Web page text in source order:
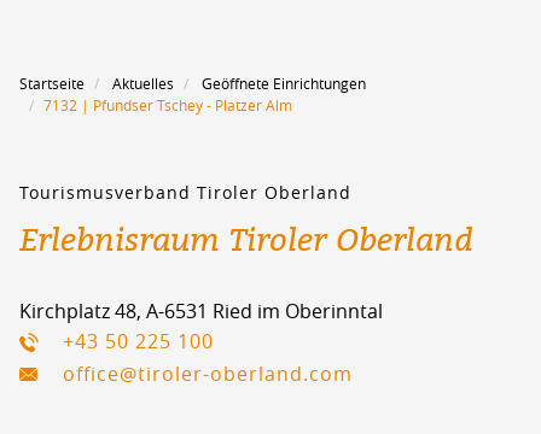
Startseite Aktuelles
Geöffnete Einrichtungen
7132 | Pfundser Tschey - Platzer Alm
Tourismusverband Tiroler Oberland
Erlebnisraum Tiroler Oberland
Kirchplatz 48, A-6531 Ried im Oberinntal
+43 50 225 100
office@tiroler-oberland.com